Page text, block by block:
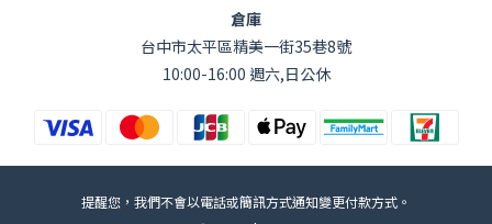
倉庫
台中市太平區精美一街35巷8號
10:00-16:00 週六,日公休
提醒您，我們不會以電話或簡訊方式通知變更付款方式。